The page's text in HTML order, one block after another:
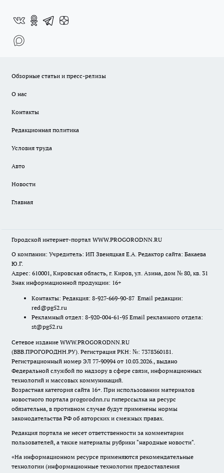
Обзорные статьи и пресс-релизы
О нас
Контакты
Редакционная политика
Условия труда
Авто
Новости
Главная
Городской интернет-портал WWW.PROGORODNN.RU
О компании: Учредитель: ИП Звеняцкая Е.А. Редактор сайта: Бакаева
Ю.Г.
Адрес: 610001, Кировская область, г. Киров, ул. Азина, дом № 80, кв. 31
Знак информационной продукции: 16+
Контакты: Редакция: 8-927-669-90-87 Email редакции:
red@pg52.ru
Рекламный отдел: 8-920-004-61-95 Email рекламного отдела:
st@pg52.ru
Сетевое издание WWW.PROGORODNN.RU
(ВВВ.ПРОГОРОДНН.РУ). Регистрация РКН: №: 7378360181.
Регистрационный номер ЭЛ 77-90994 от 10.03.2026., выдано
Федеральной службой по надзору в сфере связи, информационных
технологий и массовых коммуникаций.
Возрастная категория сайта 16+. При использовании материалов
новостного портала progorodnn.ru гиперссылка на ресурс
обязательна, в противном случае будут применены нормы
законодательства РФ об авторских и смежных правах.
Редакция портала не несет ответственности за комментарии
пользователей, а также материалы рубрики "народные новости".
«На информационном ресурсе применяются рекомендательные
технологии (информационные технологии предоставления